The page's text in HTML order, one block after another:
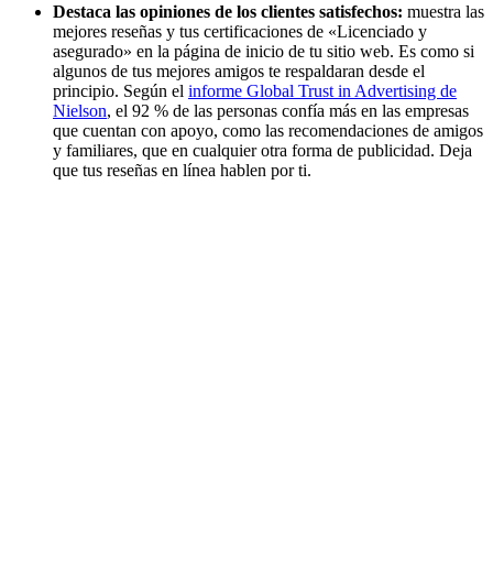
Destaca las opiniones de los clientes satisfechos: muestra las
mejores reseñas y tus certificaciones de «Licenciado y
asegurado» en la página de inicio de tu sitio web. Es como si
algunos de tus mejores amigos te respaldaran desde el
principio. Según el informe Global Trust in Advertising de
Nielson, el 92 % de las personas confía más en las empresas
que cuentan con apoyo, como las recomendaciones de amigos
y familiares, que en cualquier otra forma de publicidad. Deja
que tus reseñas en línea hablen por ti.